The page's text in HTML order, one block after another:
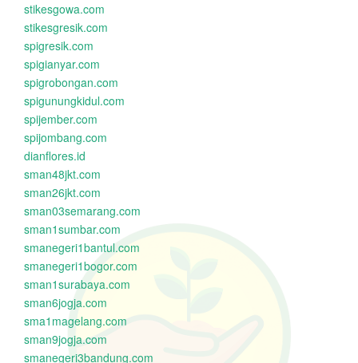
stikesgowa.com
stikesgresik.com
spigresik.com
spigianyar.com
spigrobongan.com
spigunungkidul.com
spijember.com
spijombang.com
dianflores.id
sman48jkt.com
sman26jkt.com
sman03semarang.com
sman1sumbar.com
smanegeri1bantul.com
smanegeri1bogor.com
sman1surabaya.com
sman6jogja.com
sma1magelang.com
sman9jogja.com
smanegeri3bandung.com